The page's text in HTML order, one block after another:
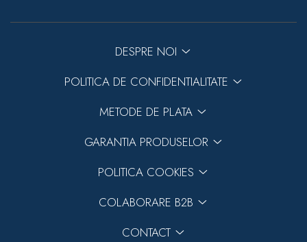
DESPRE NOI
POLITICA DE CONFIDENTIALITATE
METODE DE PLATA
GARANTIA PRODUSELOR
POLITICA COOKIES
COLABORARE B2B
CONTACT